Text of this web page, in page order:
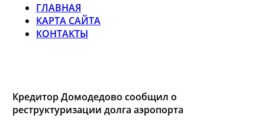
ГЛАВНАЯ
КАРТА САЙТА
КОНТАКТЫ
Кредитор Домодедово сообщил о
реструктуризации долга аэропорта